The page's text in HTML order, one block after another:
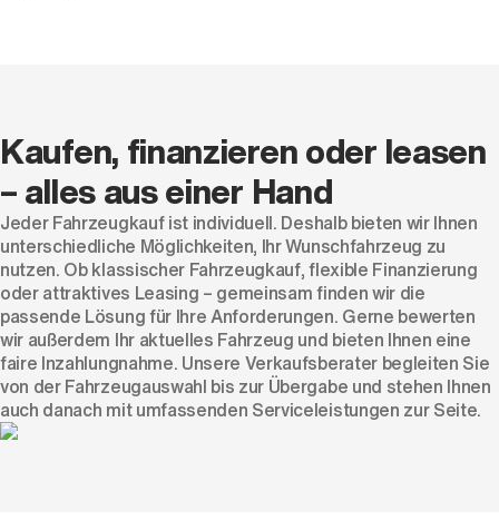
Kaufen, finanzieren oder leasen
– alles aus einer Hand
Jeder Fahrzeugkauf ist individuell. Deshalb bieten wir Ihnen
unterschiedliche Möglichkeiten, Ihr Wunschfahrzeug zu
nutzen. Ob klassischer Fahrzeugkauf, flexible Finanzierung
oder attraktives Leasing – gemeinsam finden wir die
passende Lösung für Ihre Anforderungen. Gerne bewerten
wir außerdem Ihr aktuelles Fahrzeug und bieten Ihnen eine
faire Inzahlungnahme. Unsere Verkaufsberater begleiten Sie
von der Fahrzeugauswahl bis zur Übergabe und stehen Ihnen
auch danach mit umfassenden Serviceleistungen zur Seite.